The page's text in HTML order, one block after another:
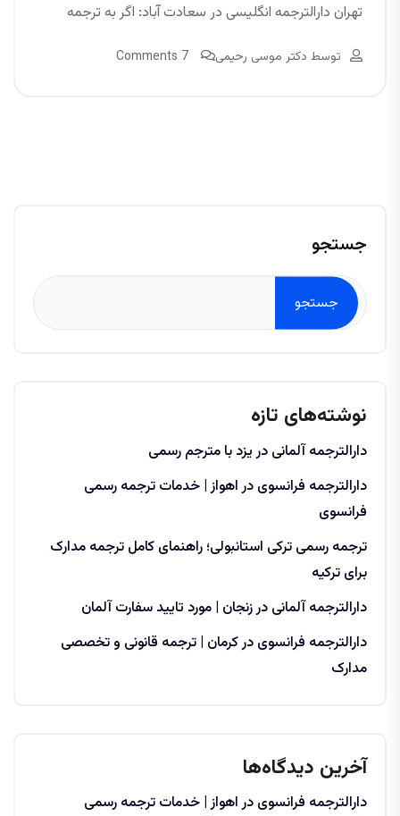
تهران دارالترجمه انگلیسی در سعادت آباد: اگر به ترجمه
توسط دکتر موسی رحیمی 7 Comments
جستجو
جستجو
نوشته‌های تازه
دارالترجمه آلمانی در یزد با مترجم رسمی
دارالترجمه فرانسوی در اهواز | خدمات ترجمه رسمی
فرانسوی
ترجمه رسمی ترکی استانبولی؛ راهنمای کامل ترجمه مدارک
برای ترکیه
دارالترجمه آلمانی در زنجان | مورد تایید سفارت آلمان
دارالترجمه فرانسوی در کرمان | ترجمه قانونی و تخصصی
مدارک
آخرین دیدگاه‌ها
دارالترجمه فرانسوی در اهواز | خدمات ترجمه رسمی